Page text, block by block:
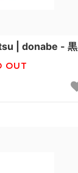
| donabe - 黒
OUT